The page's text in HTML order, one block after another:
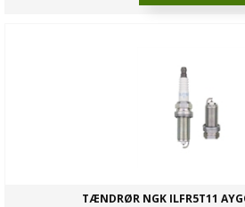
TÆNDRØR NGK ILFR5T11